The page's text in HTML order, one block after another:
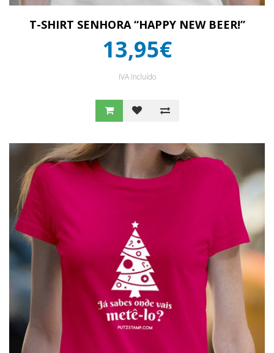
T-SHIRT SENHORA “HAPPY NEW BEER!”
13,95€
IVA Incluído